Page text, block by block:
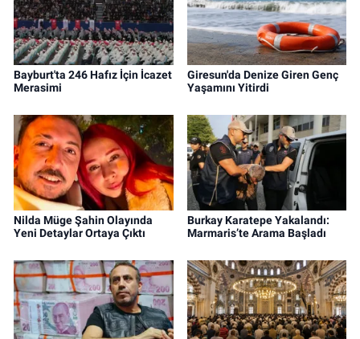
Bayburt'ta 246 Hafız İçin İcazet
Merasimi
Giresun'da Denize Giren Genç
Yaşamını Yitirdi
Nilda Müge Şahin Olayında
Yeni Detaylar Ortaya Çıktı
Burkay Karatepe Yakalandı:
Marmaris’te Arama Başladı